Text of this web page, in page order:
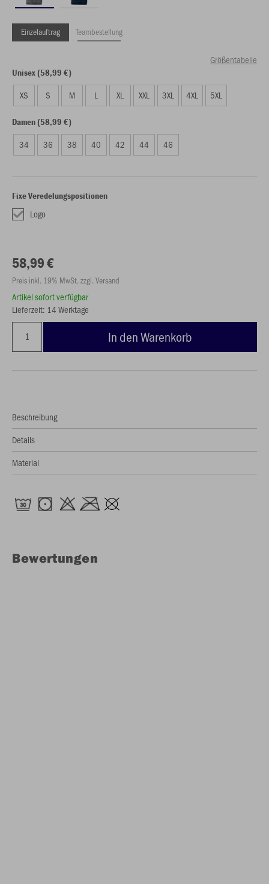
Einzelauftrag Teambestellung
Größentabelle
Unisex (58,99 €)
XS S M L XL XXL 3XL 4XL 5XL
Damen (58,99 €)
34 36 38 40 42 44 46
Fixe Veredelungspositionen
Logo
58,99 €
Preis inkl. 19% MwSt. zzgl. Versand
Artikel sofort verfügbar
Lieferzeit: 14 Werktage
In den Warenkorb
Beschreibung
Details
Material
Bewertungen